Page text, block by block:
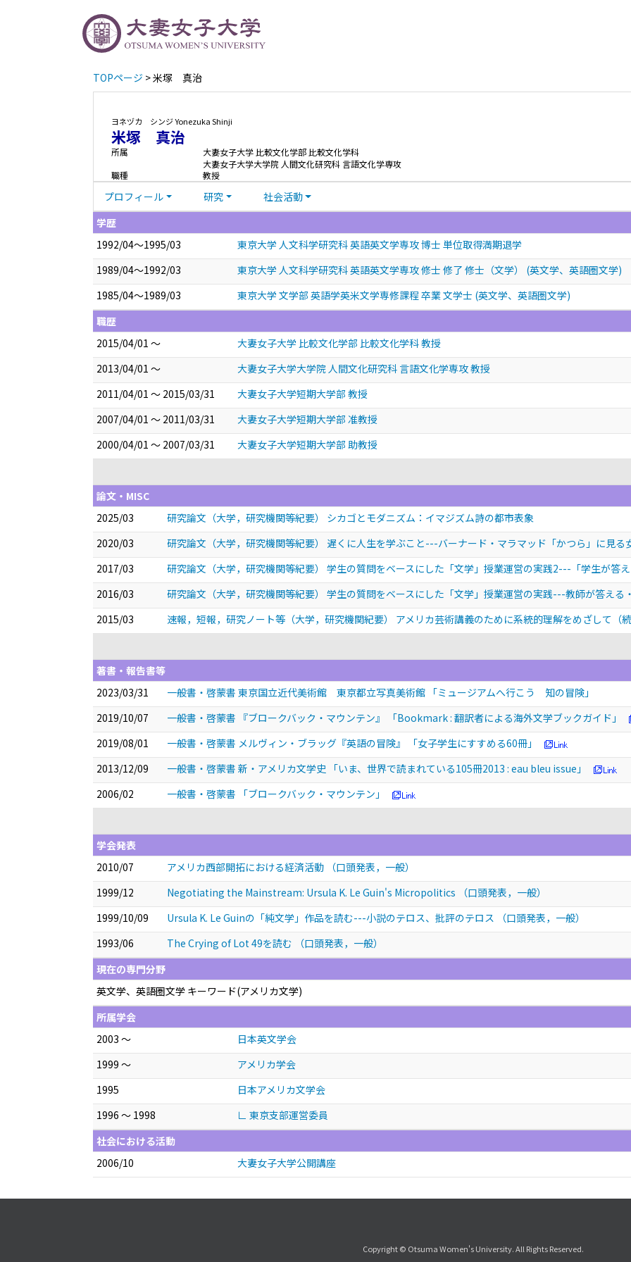
TOPページ > 米塚 真治
ヨネヅカ シンジYonezuka Shinji
米塚 真治
所属
大妻女子大学 比較文化学部 比較文化学科
大妻女子大学大学院 人間文化研究科 言語文化学専攻
職種
教授
プロフィール 研究
社会活動
学歴
1992/04～1995/03
東京大学 人文科学研究科 英語英文学専攻 博士 単位取得満期退学
1989/04～1992/03
東京大学 人文科学研究科 英語英文学専攻 修士 修了 修士（文学） (英文学、英語圏文学)
1985/04～1989/03
東京大学 文学部 英語学英米文学専修課程 卒業 文学士 (英文学、英語圏文学)
職歴
2015/04/01 ～
大妻女子大学 比較文化学部 比較文化学科 教授
2013/04/01 ～
大妻女子大学大学院 人間文化研究科 言語文化学専攻 教授
2011/04/01 ～ 2015/03/31
大妻女子大学短期大学部 教授
2007/04/01 ～ 2011/03/31
大妻女子大学短期大学部 准教授
2000/04/01 ～ 2007/03/31
大妻女子大学短期大学部 助教授
論文・MISC
2025/03
研究論文（大学，研究機関等紀要） シカゴとモダニズム：イマジズム詩の都市表象
2020/03
研究論文（大学，研究機関等紀要） 遅くに人生を学ぶこと---バーナード・マラマッド「かつら」に見る
2017/03
研究論文（大学，研究機関等紀要） 学生の質問をベースにした「文学」授業運営の実践2---「学生が答
2016/03
研究論文（大学，研究機関等紀要） 学生の質問をベースにした「文学」授業運営の実践---教師が答える
2015/03
速報，短報，研究ノート等（大学，研究機関紀要） アメリカ芸術講義のために系統的理解をめざして（続
著書・報告書等
2023/03/31
一般書・啓蒙書 東京国立近代美術館 東京都立写真美術館 「ミュージアムへ行こう 知の冒険」
2019/10/07
一般書・啓蒙書 『ブロークバック・マウンテン』 「Bookmark : 翻訳者による海外文学ブックガイド」
2019/08/01
一般書・啓蒙書 メルヴィン・ブラッグ『英語の冒険』 「女子学生にすすめる60冊」
2013/12/09
一般書・啓蒙書 新・アメリカ文学史 「いま、世界で読まれている105冊2013 : eau bleu issue」
2006/02
一般書・啓蒙書 「ブロークバック・マウンテン」
学会発表
2010/07
アメリカ西部開拓における経済活動
（口頭発表，一般）
1999/12
Negotiating the Mainstream: Ursula K. Le Guin's Micropolitics
（口頭発表，一般）
1999/10/09
Ursula K. Le Guinの「純文学」作品を読む---小説のテロス、批評のテロス
（口頭発表，一般）
1993/06
The Crying of Lot 49を読む
（口頭発表，一般）
現在の専門分野
英文学、英語圏文学 キーワード(アメリカ文学)
所属学会
2003 ～
日本英文学会
1999 ～
アメリカ学会
1995
日本アメリカ文学会
1996 ～ 1998
∟ 東京支部運営委員
社会における活動
2006/10
大妻女子大学公開講座
Copyright © Otsuma Women's University. All Rights Reserved.